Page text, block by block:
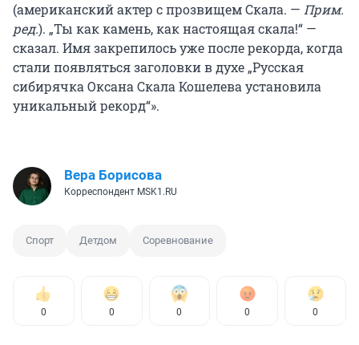
(американский актер с прозвищем Скала. — Прим.
ред.). „Ты как камень, как настоящая скала!“ —
сказал. Имя закрепилось уже после рекорда, когда
стали появляться заголовки в духе „Русская
сибирячка Оксана Скала Кошелева установила
уникальный рекорд“».
Вера Борисова
Корреспондент MSK1.RU
Спорт Детдом Соревнование
0 0 0 0 0